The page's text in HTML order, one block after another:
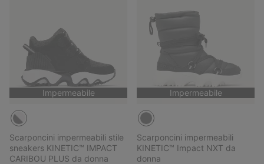
Impermeabile
Scarponcini impermeabili stile
sneakers KINETIC™ IMPACT
CARIBOU PLUS da donna
Impermeabile
Scarponcini impermeabili
KINETIC™ Impact NXT da
donna